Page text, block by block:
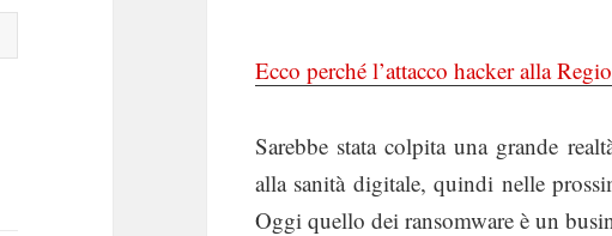
Ecco perché l’attacco hacker alla
Sarebbe stata colpita una grande
alla sanità digitale, quindi nelle
Oggi quello dei ransomware è un